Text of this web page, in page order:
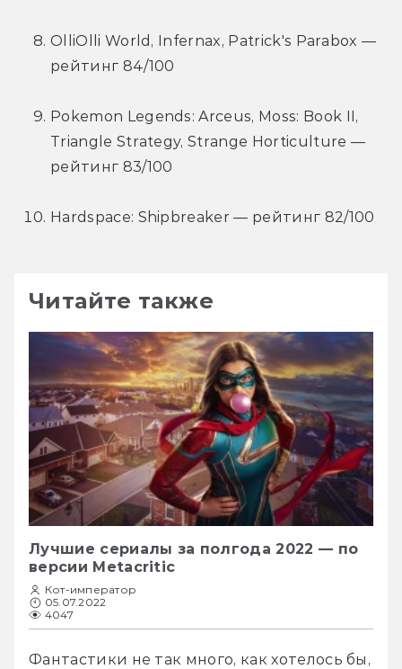
OlliOlli World, Infernax, Patrick's Parabox —
рейтинг 84/100
Pokemon Legends: Arceus, Moss: Book II,
Triangle Strategy, Strange Horticulture —
рейтинг 83/100
Hardspace: Shipbreaker — рейтинг 82/100
Читайте также
Лучшие сериалы за полгода 2022 — по
версии Metacritic
Кот-император
05.07.2022
4047
Фантастики не так много, как хотелось бы,